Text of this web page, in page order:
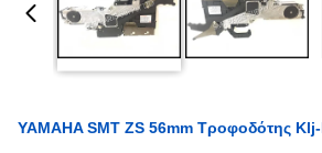
YAMAHA SMT ZS 56mm Τροφοδότης